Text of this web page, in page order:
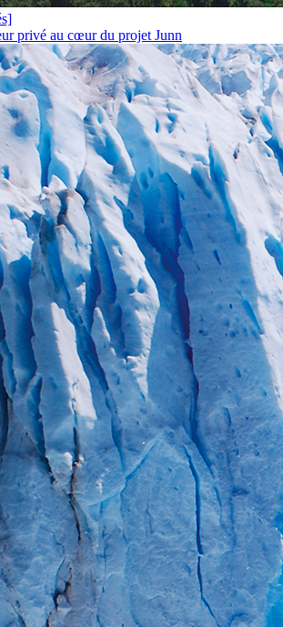
privé au cœur du projet Junn